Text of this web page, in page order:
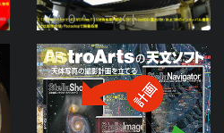
（＾０＾）コメト
PR